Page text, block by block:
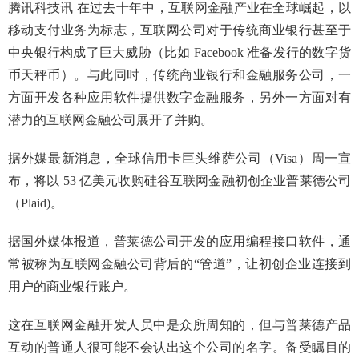
腾讯科技讯 在过去十年中，互联网金融产业在全球崛起，以
移动支付业务为标志，互联网公司对于传统商业银行甚至于
中央银行构成了巨大威胁（比如 Facebook 准备发行的数字货
币天秤币）。与此同时，传统商业银行和金融服务公司，一
方面开发各种应用软件提供数字金融服务，另外一方面对有
潜力的互联网金融公司展开了并购。
据外媒最新消息，全球信用卡巨头维萨公司（Visa）周一宣
布，将以 53 亿美元收购硅谷互联网金融初创企业普莱德公司
（Plaid)。
据国外媒体报道，普莱德公司开发的应用编程接口软件，通
常被称为互联网金融公司背后的“管道”，让初创企业连接到
用户的商业银行账户。
这在互联网金融开发人员中是众所周知的，但与普莱德产品
互动的普通人很可能不会认出这个公司的名字。备受瞩目的